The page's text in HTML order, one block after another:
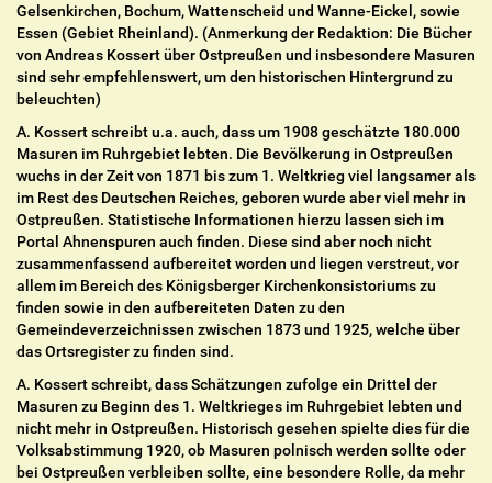
Gelsenkirchen, Bochum, Wattenscheid und Wanne-Eickel, sowie
Essen (Gebiet Rheinland). (Anmerkung der Redaktion: Die Bücher
von Andreas Kossert über Ostpreußen und insbesondere Masuren
sind sehr empfehlenswert, um den historischen Hintergrund zu
beleuchten)
A. Kossert schreibt u.a. auch, dass um 1908 geschätzte 180.000
Masuren im Ruhrgebiet lebten. Die Bevölkerung in Ostpreußen
wuchs in der Zeit von 1871 bis zum 1. Weltkrieg viel langsamer als
im Rest des Deutschen Reiches, geboren wurde aber viel mehr in
Ostpreußen. Statistische Informationen hierzu lassen sich im
Portal Ahnenspuren auch finden. Diese sind aber noch nicht
zusammenfassend aufbereitet worden und liegen verstreut, vor
allem im Bereich des Königsberger Kirchenkonsistoriums zu
finden sowie in den aufbereiteten Daten zu den
Gemeindeverzeichnissen zwischen 1873 und 1925, welche über
das Ortsregister zu finden sind.
A. Kossert schreibt, dass Schätzungen zufolge ein Drittel der
Masuren zu Beginn des 1. Weltkrieges im Ruhrgebiet lebten und
nicht mehr in Ostpreußen. Historisch gesehen spielte dies für die
Volksabstimmung 1920, ob Masuren polnisch werden sollte oder
bei Ostpreußen verbleiben sollte, eine besondere Rolle, da mehr